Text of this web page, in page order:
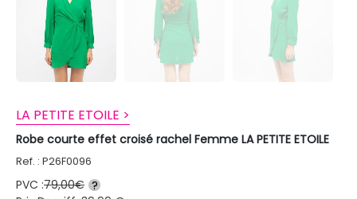
LA PETITE ETOILE >
Robe courte effet croisé rachel Femme LA PETITE ETOILE
Ref. : P26F0096
PVC :79,00€ ?